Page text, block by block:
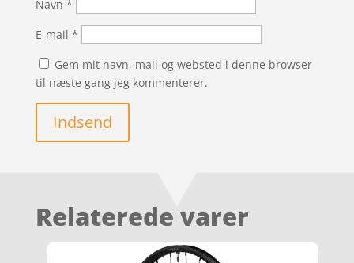
Navn *
E-mail *
Gem mit navn, mail og websted i denne browser
til næste gang jeg kommenterer.
Indsend
Relaterede varer